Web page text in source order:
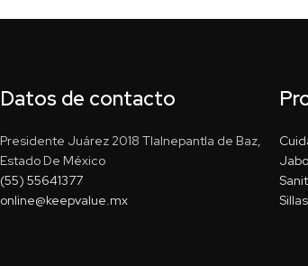
Datos de contacto
Presidente Juárez 2018 Tlalnepantla de Baz,
Estado De México
(55) 55641377
online@keepvalue.mx
Sillas